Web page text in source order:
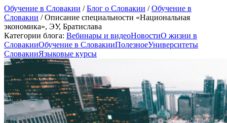
Обучение в Словакии /Блог о Словакии /Обучение в
Словакии /Описание специальности «Национальная
экономика», ЭУ, Братислава
Категории блога: Вебинары и видеоНовостиО жизни в
СловакииОбучение в СловакииПолезноеУниверситеты
СловакииЯзыковые курсы